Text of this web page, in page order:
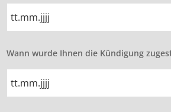
Punkt
MM
Punkt
JJJJ
Wann wurde Ihnen die Kündigung